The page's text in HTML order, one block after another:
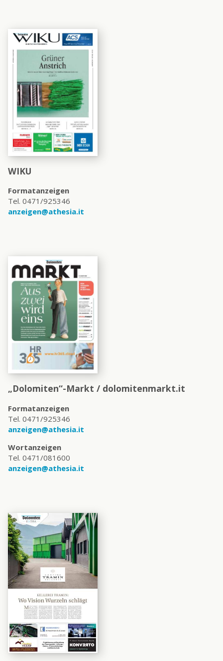
WIKU
Formatanzeigen
Tel. 0471/925346
anzeigen@athesia.it
„Dolomiten“-Markt / dolomitenmarkt.it
Formatanzeigen
Tel. 0471/925346
anzeigen@athesia.it
Wortanzeigen
Tel. 0471/081600
anzeigen@athesia.it